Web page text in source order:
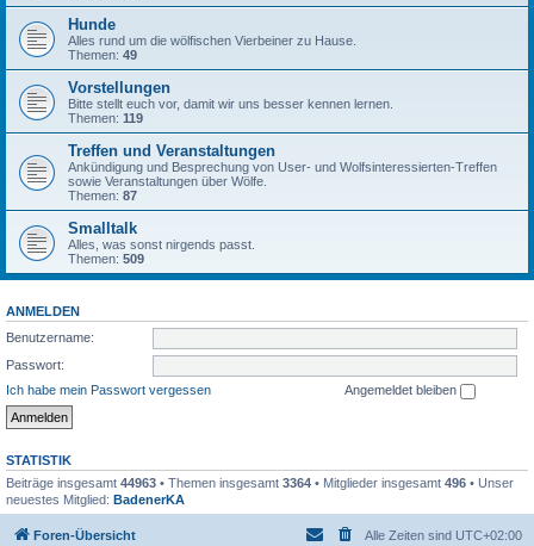
Hunde
Alles rund um die wölfischen Vierbeiner zu Hause.
Themen: 49
Vorstellungen
Bitte stellt euch vor, damit wir uns besser kennen lernen.
Themen: 119
Treffen und Veranstaltungen
Ankündigung und Besprechung von User- und Wolfsinteressierten-Treffen
sowie Veranstaltungen über Wölfe.
Themen: 87
Smalltalk
Alles, was sonst nirgends passt.
Themen: 509
ANMELDEN
Benutzername:
Passwort:
Ich habe mein Passwort vergessen
Angemeldet bleiben
STATISTIK
Beiträge insgesamt 44963 • Themen insgesamt 3364 • Mitglieder insgesamt 496 • Unser
neuestes Mitglied: BadenerKA
Foren-Übersicht Alle Zeiten sind UTC+02:00